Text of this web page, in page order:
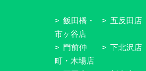
飯田橋・
市ヶ谷店
門前仲
町・木場店
五反田店
下北沢店